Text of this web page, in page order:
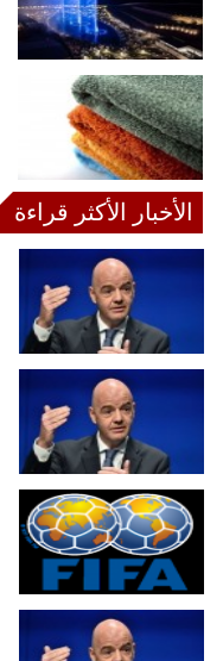
الأخبار الأكثر قراءة